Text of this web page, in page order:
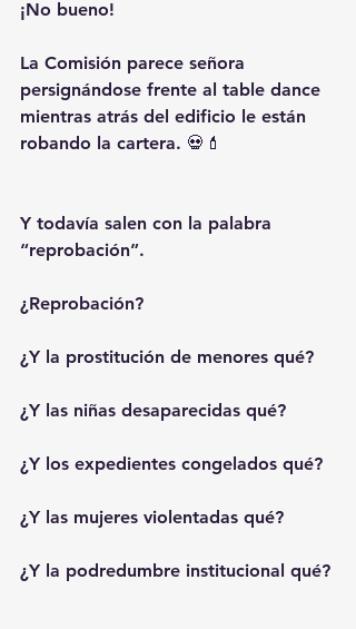
¡No bueno!
La Comisión parece señora
persignándose frente al table dance
mientras atrás del edificio le están
robando la cartera. 💀💄
Y todavía salen con la palabra
“reprobación”.
¿Reprobación?
¿Y la prostitución de menores qué?
¿Y las niñas desaparecidas qué?
¿Y los expedientes congelados qué?
¿Y las mujeres violentadas qué?
¿Y la podredumbre institucional qué?